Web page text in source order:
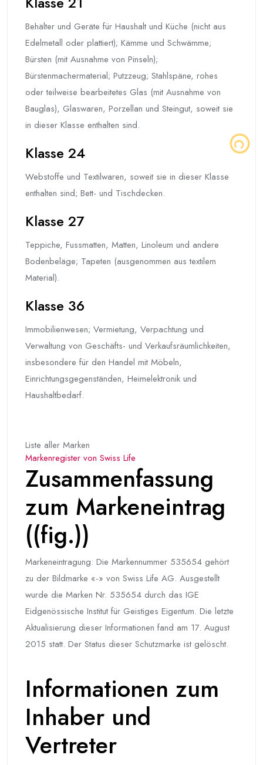
Behälter und Geräte für Haushalt und Küche (nicht aus
Edelmetall oder plattiert); Kämme und Schwämme;
Bürsten (mit Ausnahme von Pinseln);
Bürstenmachermaterial; Putzzeug; Stahlspäne, rohes
oder teilweise bearbeitetes Glas (mit Ausnahme von
Bauglas), Glaswaren, Porzellan und Steingut, soweit sie
in dieser Klasse enthalten sind.
Klasse 24
Webstoffe und Textilwaren, soweit sie in dieser Klasse
enthalten sind; Bett- und Tischdecken.
Klasse 27
Teppiche, Fussmatten, Matten, Linoleum und andere
Bodenbeläge; Tapeten (ausgenommen aus textilem
Material).
Klasse 36
Immobilienwesen; Vermietung, Verpachtung und
Verwaltung von Geschäfts- und Verkaufsräumlichkeiten,
insbesondere für den Handel mit Möbeln,
Einrichtungsgegenständen, Heimelektronik und
Haushaltbedarf.
Liste aller Marken
Markenregister von Swiss Life
Zusammenfassung
zum Markeneintrag
((fig.))
Markeneintragung: Die Markennummer 535654 gehört
zu der Bildmarke «-» von Swiss Life AG. Ausgestellt
wurde die Marken Nr. 535654 durch das IGE
Eidgenössische Institut für Geistiges Eigentum. Die letzte
Aktualisierung dieser Informationen fand am 17. August
2015 statt. Der Status dieser Schutzmarke ist gelöscht.
Informationen zum
Inhaber und
Vertreter